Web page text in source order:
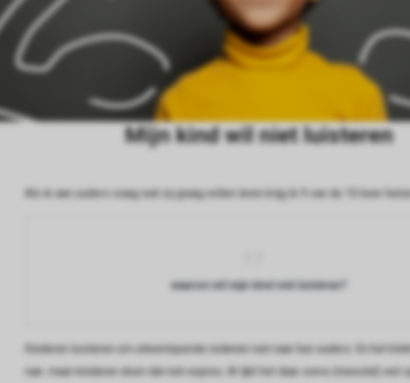
Mijn kind wil niet luisteren
Als ik aan ouders vraag wat zij graag willen leren krijg ik 9 van de 10 keer
waarom wil mijn kind niet luisteren?
Kinderen luisteren om uiteenlopende redenen niet naar hun ouders. En het
raar...maar kinderen doen dat niet expres. Al lijkt het daar soms (meestal) wel